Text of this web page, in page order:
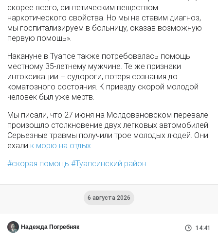
скорее всего, синтетическим веществом
наркотического свойства. Но мы не ставим диагноз,
мы госпитализируем в больницу, оказав возможную
первую помощь».
Накануне в Туапсе также потребовалась помощь
местному 35-летнему мужчине. Те же признаки
интоксикации – судороги, потеря сознания до
коматозного состояния. К приезду скорой молодой
человек был уже мертв.
Мы писали, что 27 июня на Молдовановском перевале
произошло столкновение двух легковых автомобилей.
Серьезные травмы получили трое молодых людей. Они
ехали к морю на отдых.
скорая помощь
Туапсинский район
6 августа 2026
Надежда Погребняк 14:41